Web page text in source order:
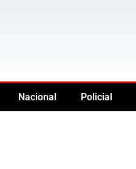
Nacional Policial